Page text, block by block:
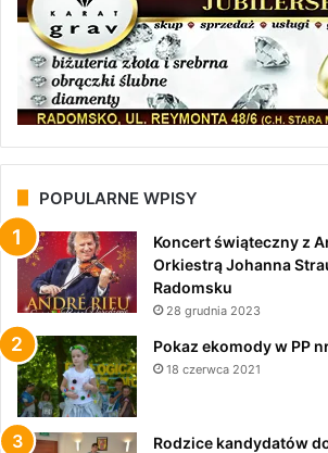
POPULARNE WPISY
Koncert świąteczny z
Orkiestrą Johanna
Radomsku
28 grudnia 2023
Pokaz ekomody w PP
18 czerwca 2021
Rodzice kandydatów